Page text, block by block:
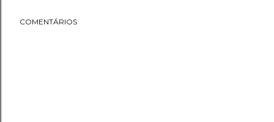
COMENTÁRIOS